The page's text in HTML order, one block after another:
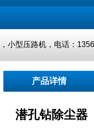
小型压路机，电话：
产品详情
潜孔钻除尘器